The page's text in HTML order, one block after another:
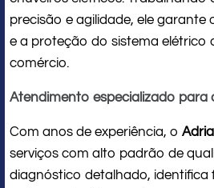
precisão e agilidade, ele garante
e a proteção do sistema elétrico
comércio.
Atendimento especializado para
Com anos de experiência, o
serviços com alto padrão de
diagnóstico detalhado, identifica